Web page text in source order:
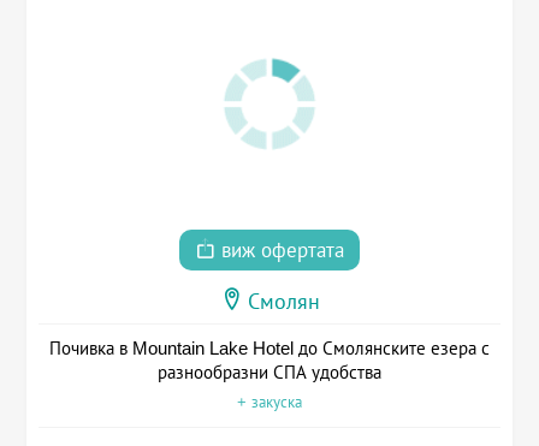
виж офертата
Смолян
Почивка в Mountain Lake Hotel до Смолянските езера с
разнообразни СПА удобства
+ закуска